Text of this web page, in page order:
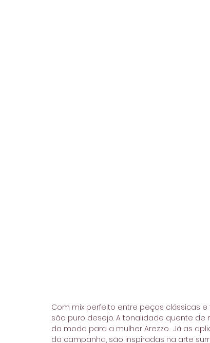
Com mix perfeito entre peças clássicas
são puro desejo. A tonalidade quente de
da moda para a mulher Arezzo.  Já as
da campanha, são inspiradas na arte